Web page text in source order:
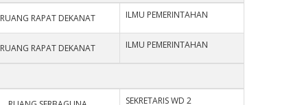
RUANG RAPAT DEKANAT ILMU PEMERINTAHAN
RUANG RAPAT DEKANAT ILMU PEMERINTAHAN
SEKRETARIS WD 2